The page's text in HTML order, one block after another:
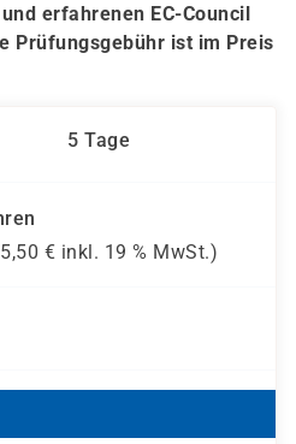
erfahrenen EC-Council
Prüfungsgebühr ist im Preis
5 Tage
€ inkl. 19 % MwSt.)